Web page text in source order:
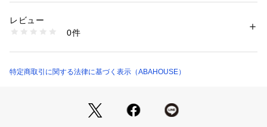
??JEMORGAN LONG JOHNS
1945年にペンシルバニア州で小さな町の縫製工場として設
スポーツチームや米軍のインナーとしても採用されました。
にそのブランド名は浸透していきました。
保温性・ 伸縮性・ 肌触りの良さなど最高品質のサーマルウェ
素材：コットン５５% ポリエステル４５％
商品番号：
04509820000 （ショップ）
レビュー
0件
特定商取引に関する法律に基づく表示（ABAHOUSE）